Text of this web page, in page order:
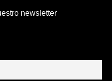
newsletter